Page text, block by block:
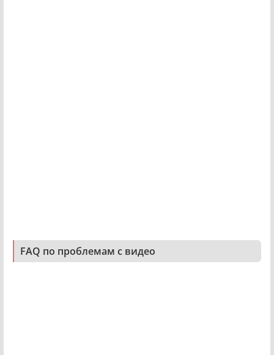
FAQ по проблемам с видео